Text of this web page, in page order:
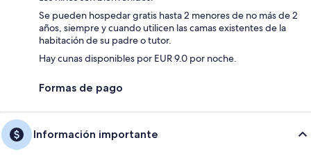
Se pueden hospedar gratis hasta 2 menores de no más de 2
años, siempre y cuando utilicen las camas existentes de la
habitación de su padre o tutor.
Hay cunas disponibles por EUR 9.0 por noche.
Formas de pago
Información importante